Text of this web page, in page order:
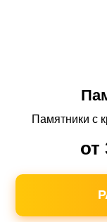
Памятники с
от